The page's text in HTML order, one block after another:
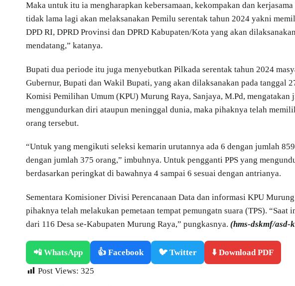
Maka untuk itu ia mengharapkan kebersamaan, kekompakan dan
tidak lama lagi akan melaksanakan Pemilu serentak tahun 2024 yakni
DPD RI, DPRD Provinsi dan DPRD Kabupaten/Kota yang akan
mendatang,” katanya.
Bupati dua periode itu juga menyebutkan Pilkada serentak tahun 2024
Gubernur, Bupati dan Wakil Bupati, yang akan dilaksanakan pada tanggal
Komisi Pemilihan Umum (KPU) Murung Raya, Sanjaya, M.Pd, mengatakan
menggundurkan diri ataupun meninggal dunia, maka pihaknya telah
orang tersebut.
“Untuk yang mengikuti seleksi kemarin urutannya ada 6 dengan jumlah
dengan jumlah 375 orang,” imbuhnya. Untuk pengganti PPS yang
berdasarkan peringkat di bawahnya 4 sampai 6 sesuai dengan antrianya.
Sementara Komisioner Divisi Perencanaan Data dan informasi KPU
pihaknya telah melakukan pemetaan tempat pemungatn suara (TPS). “Saat
dari 116 Desa se-Kabupaten Murung Raya,” pungkasnya. (hms-dskmf/asd-
📲 WhatsApp 👍 Facebook 🐦 Twitter
⬇️ Download PDF
Post Views: 325